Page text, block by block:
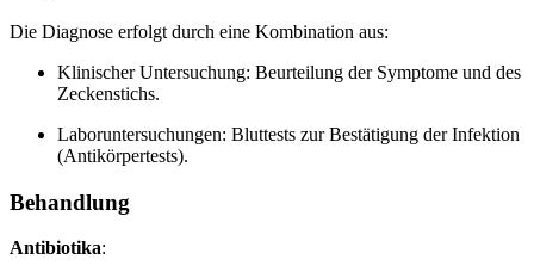
Die Diagnose erfolgt durch eine Kombination aus:
Klinischer Untersuchung: Beurteilung der Symptome und des
Zeckenstichs.
Laboruntersuchungen: Bluttests zur Bestätigung der Infektion
(Antikörpertests).
Behandlung
Antibiotika: